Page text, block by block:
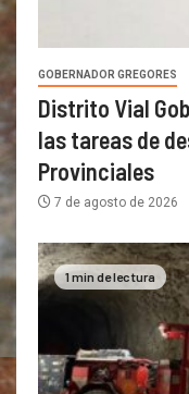
GOBERNADOR GREGORES
Distrito Vial
las tareas de
Provinciales
7 de agosto de 2026
1 min de lectura